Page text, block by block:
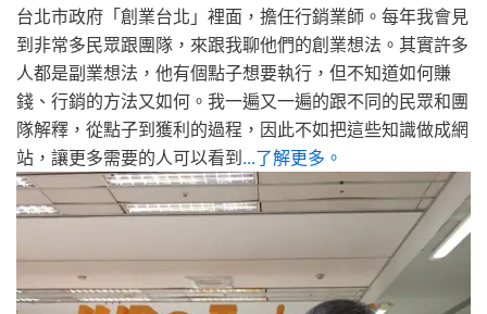
台北市政府「創業台北」裡面，擔任行銷業師。每年我會見
到非常多民眾跟團隊，來跟我聊他們的創業想法。其實許多
人都是副業想法，他有個點子想要執行，但不知道如何賺
錢、行銷的方法又如何。我一遍又一遍的跟不同的民眾和團
隊解釋，從點子到獲利的過程，因此不如把這些知識做成網
站，讓更多需要的人可以看到...了解更多。